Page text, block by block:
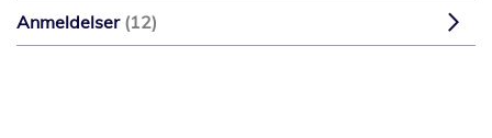
Anmeldelser 12